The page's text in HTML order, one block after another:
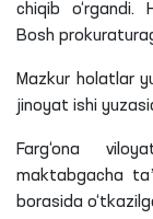
chiqib o‘rgandi.
Bosh
Mazkur holatlar
jinoyat ishi
Farg‘ona
maktabgacha
borasida